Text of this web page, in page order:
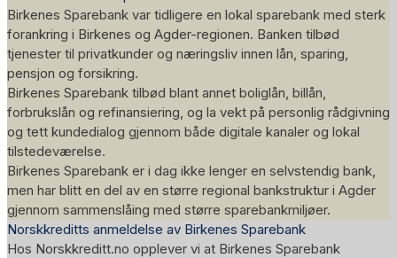
Birkenes Sparebank var tidligere en lokal sparebank med sterk
forankring i Birkenes og Agder-regionen. Banken tilbød
tjenester til privatkunder og næringsliv innen lån, sparing,
pensjon og forsikring.
Birkenes Sparebank tilbød blant annet boliglån, billån,
forbrukslån og refinansiering, og la vekt på personlig rådgivning
og tett kundedialog gjennom både digitale kanaler og lokal
tilstedeværelse.
Birkenes Sparebank er i dag ikke lenger en selvstendig bank,
men har blitt en del av en større regional bankstruktur i Agder
gjennom sammenslåing med større sparebankmiljøer.
Norskkreditts anmeldelse av Birkenes Sparebank
Hos Norskkreditt.no opplever vi at Birkenes Sparebank